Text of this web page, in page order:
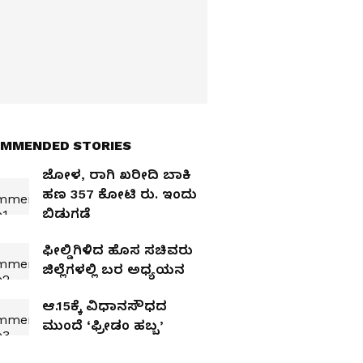
STORIES
ಜೋಳ, ರಾಗಿ ಖರೀದಿ ಬಾಕಿ
ಹಣ 357 ಕೋಟಿ ರು. ಇಂದು
ಬಿಡುಗಡೆ
ಫೀಲ್ಡಿಗಿಳಿದ ಹೊಸ ಸಚಿವರು
ಜಿಲ್ಲೆಗಳಲ್ಲಿ ಬರ ಅಧ್ಯಯನ
ಆ.15ಕ್ಕೆ ವಿಧಾನಸೌಧದ
ಮುಂದೆ ‘ಫ್ರೀಡಂ ಹಬ್ಬ’